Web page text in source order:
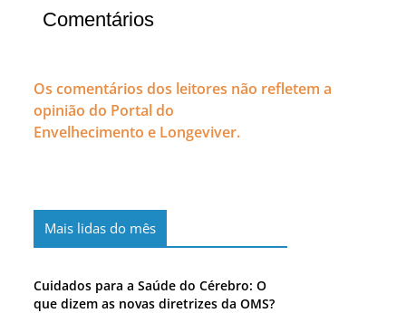
Comentários
Os comentários dos leitores não refletem a
opinião do Portal do
Envelhecimento e Longeviver.
Mais lidas do mês
Cuidados para a Saúde do Cérebro: O
que dizem as novas diretrizes da OMS?